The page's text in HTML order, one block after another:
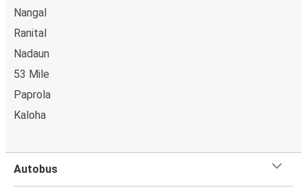
Nangal
Ranital
Nadaun
53 Mile
Paprola
Kaloha
Autobus